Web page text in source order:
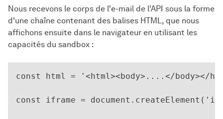
Nous recevons le corps de l'e-mail de l'API sous la forme
d'une chaîne contenant des balises HTML, que nous
affichons ensuite dans le navigateur en utilisant les
capacités du sandbox :
const html = '<html><body>....</body></
const iframe =